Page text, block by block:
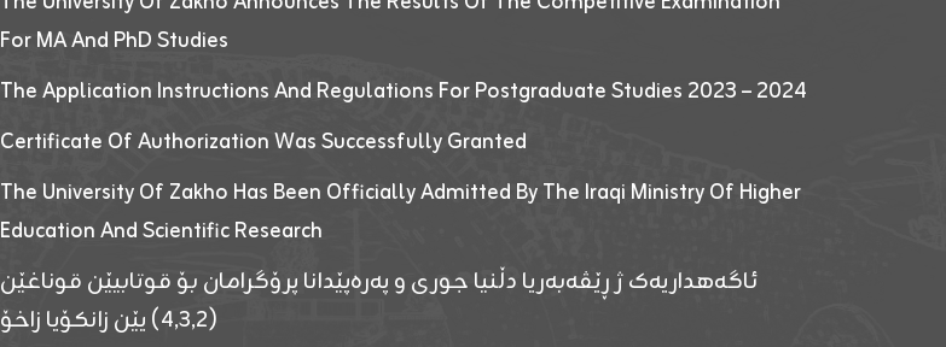
For MA And PhD Studies
The Application Instructions And Regulations For Postgraduate Studies 2023 – 2024
Certificate Of Authorization Was Successfully Granted
The University Of Zakho Has Been Officially Admitted By The Iraqi Ministry Of Higher
Education And Scientific Research
ئاگەهداریەک ژ ڕێڤەبەریا دڵنیا جوری و پەرەپێدانا پرۆگرامان بۆ قوتابیێن قوناغێن
(٤٫٣٫٢) یێن زانکۆیا زاخۆ